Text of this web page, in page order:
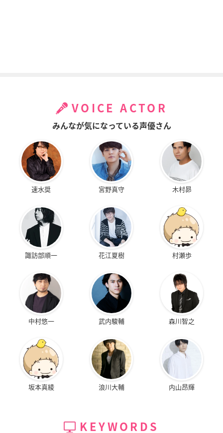
VOICE ACTOR
みんなが気になっている声優さん
速水奨 宮野真守 木村昴
諏訪部順一 花江夏樹 村瀬歩
中村悠一 武内駿輔 森川智之
坂本真綾 浪川大輔 内山昂輝
KEYWORDS